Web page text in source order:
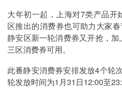
大年初一起，上海对7类产品开
区推出的消费券也可助力大家
静安区新一轮消费券又开抢，
三区消费券可用。
此番静安消费券安排发放4个轮
轮发放时间为1月31日12:00至